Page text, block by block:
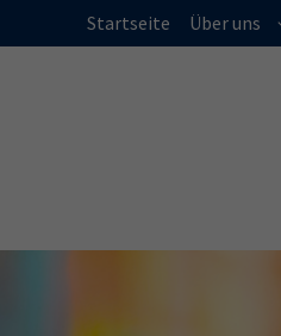
Startseite (current)
Über uns